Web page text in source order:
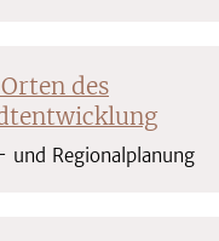
des
und Regionalplanung